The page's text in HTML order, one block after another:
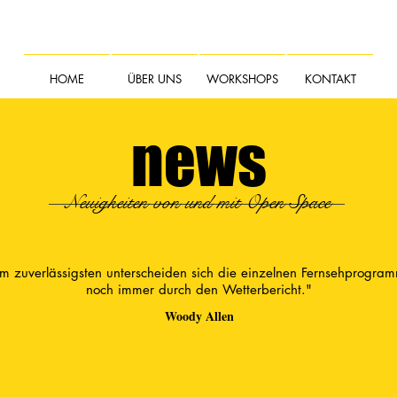
HOME ÜBER UNS WORKSHOPS KONTAKT
news
Neuigkeiten von und mit Open Space
zuverlässigsten unterscheiden sich die einzelnen
noch immer durch den Wetterbericht."
Woody Allen